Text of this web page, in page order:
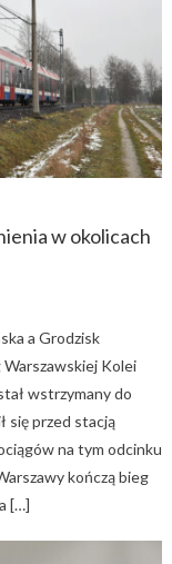
w okolicach
a Grodzisk
Kolei
wstrzymany do
się przed stacją
na tym odcinku
kończą bieg
[…]